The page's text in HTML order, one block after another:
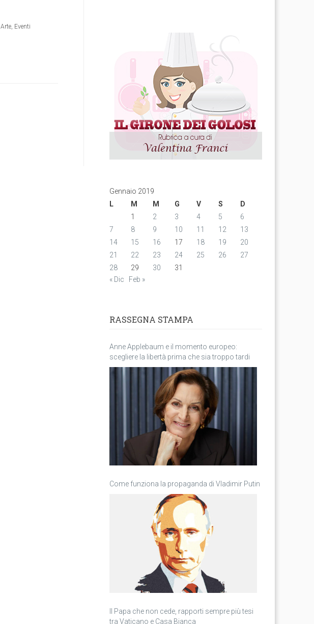
Arte, Eventi
Gennaio 2019
L
M M G V S
D
1
2 3 4 5
6
7
8 9 10 11 12
13
14
15 16 17 18 19
20
21
22 23 24 25 26
27
28
29 30
31
« Dic
Feb »
RASSEGNA STAMPA
Anne Applebaum e il momento europeo:
scegliere la libertà prima che sia troppo tardi
Come funziona la propaganda di Vladimir Putin
Il Papa che non cede, rapporti sempre più tesi
tra Vaticano e Casa Bianca